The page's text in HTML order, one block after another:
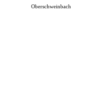
Oberschweinbach